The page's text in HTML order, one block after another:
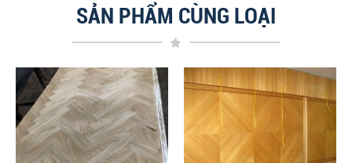
SẢN PHẨM CÙNG LOẠI